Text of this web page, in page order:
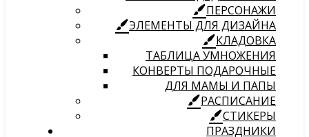
ПЕРСОНАЖИ
ЭЛЕМЕНТЫ ДЛЯ ДИЗАЙНА
КЛАДОВКА
ТАБЛИЦА УМНОЖЕНИЯ
КОНВЕРТЫ ПОДАРОЧНЫЕ
ДЛЯ МАМЫ И ПАПЫ
РАСПИСАНИЕ
СТИКЕРЫ
ПРАЗДНИКИ